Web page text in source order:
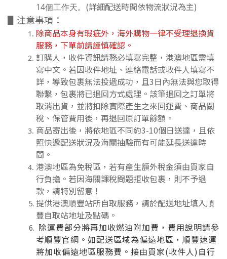
14個工作天。 (詳細配送時間依物流狀況為主)
▋注意事項：
除商品本身有瑕疵外，海外購物一律不受理退換貨
服務，下單前請謹慎確認。
訂購人，收件資訊請務必填寫完整，港澳地區需填
寫中文。若因收件地址、連絡電話或收件人填寫不
詳，導致包裹無法投遞成功，且3日內無法與您取得
聯繫，包裹將已退回方式處理。該筆退回之訂單將
取消出貨，並將扣除實際產生之來回運費、商品關
稅、保管費用後，再退回原訂單餘額。
商品寄出後，將依地區不同約3-10個日送達，且依
照快遞配送狀況及海關抽驗而有可能延長送達時
間。
港澳地區為免稅區，若有產生額外稅金須由買家自
行負擔。若因海關課稅問題拒收包裹，則不予退
款，請特別留意！
提供港澳順豐站所自取服務，請於配送地址填入順
豐自取站地址及點碼。
除運費部分將再加收燃油附加費，費用說明請參
考順豐官網。如配送區域為偏遠地區，順豐速運
將加收偏遠地區服務費。接由買家(收件人)自行